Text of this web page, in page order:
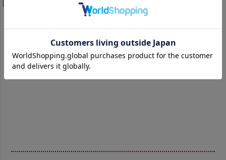
ナインゲイツ
OTHER BRAND